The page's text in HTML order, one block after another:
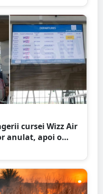
cursei Wizz Air
anulat, apoi o
clare